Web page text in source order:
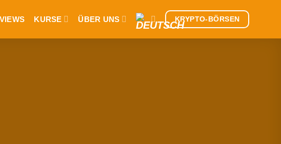
KURSE ÜBER UNS KRYPTO-BÖRSEN